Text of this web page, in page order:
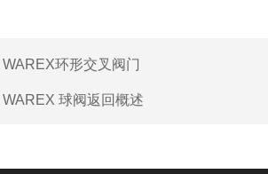
WAREX环形交叉阀门
WAREX 球阀返回概述